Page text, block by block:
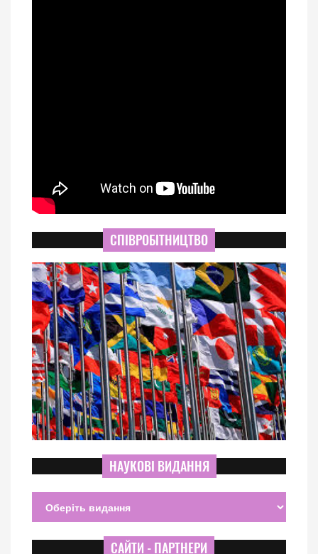
СПІВРОБІТНИЦТВО
НАУКОВІ ВИДАННЯ
САЙТИ - ПАРТНЕРИ